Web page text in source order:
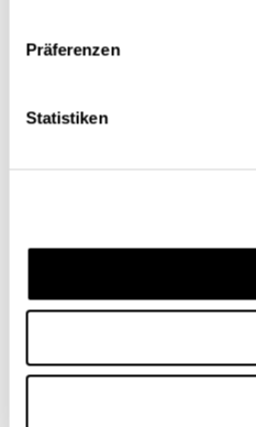
Präferenzen
Statistiken